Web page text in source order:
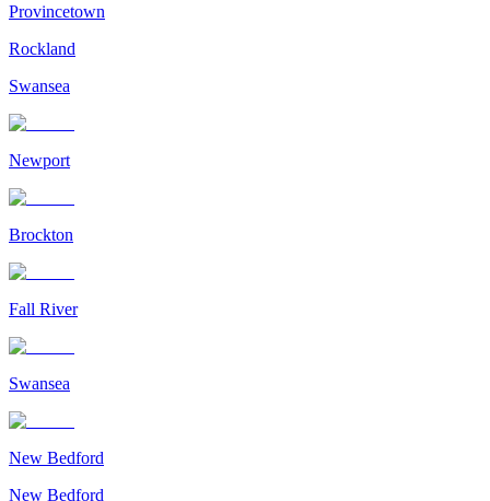
Provincetown
Rockland
Swansea
Newport
Brockton
Fall River
Swansea
New Bedford
New Bedford